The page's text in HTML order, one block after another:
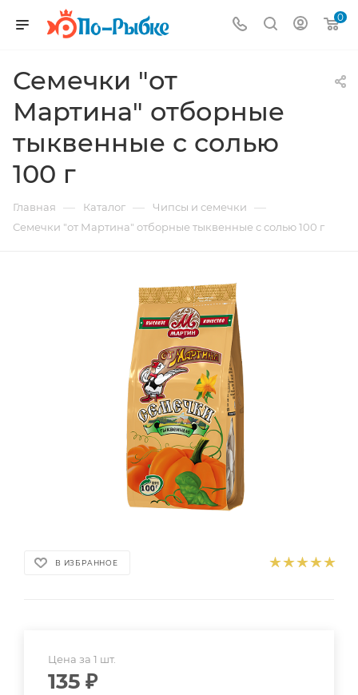
0
Семечки "от
Мартина" отборные
тыквенные с солью
100 г
Главная — Каталог — Чипсы и семечки —
Семечки "от Мартина" отборные тыквенные с солью 100 г
В ИЗБРАННОЕ
Цена за 1 шт.
135 ₽